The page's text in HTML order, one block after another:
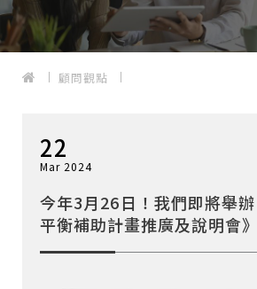
顧問觀點
22
Mar 2024
今年3月26日！我們即將舉
平衡補助計畫推廣及說明會》